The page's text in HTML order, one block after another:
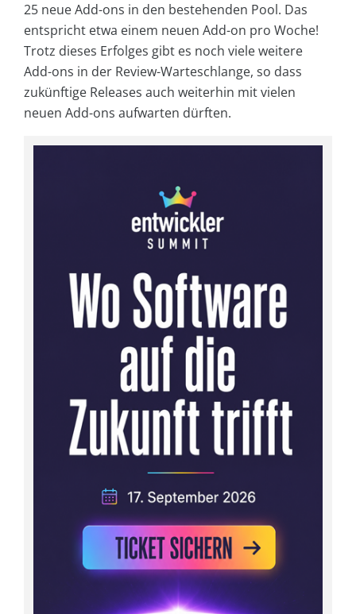
25 neue Add-ons in den bestehenden Pool. Das
entspricht etwa einem neuen Add-on pro Woche!
Trotz dieses Erfolges gibt es noch viele weitere
Add-ons in der Review-Warteschlange, so dass
zukünftige Releases auch weiterhin mit vielen
neuen Add-ons aufwarten dürften.